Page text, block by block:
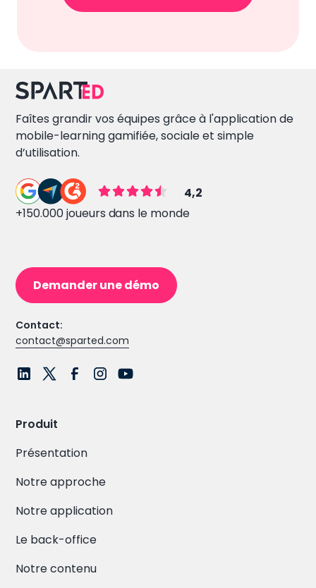
Faîtes grandir vos équipes grâce à l'application de
mobile-learning gamifiée, sociale et simple
d’utilisation.
4,2
+150.000 joueurs dans le monde
Demander une démo
Contact:
contact@sparted.com
Produit
Présentation
Notre approche
Notre application
Le back-office
Notre contenu